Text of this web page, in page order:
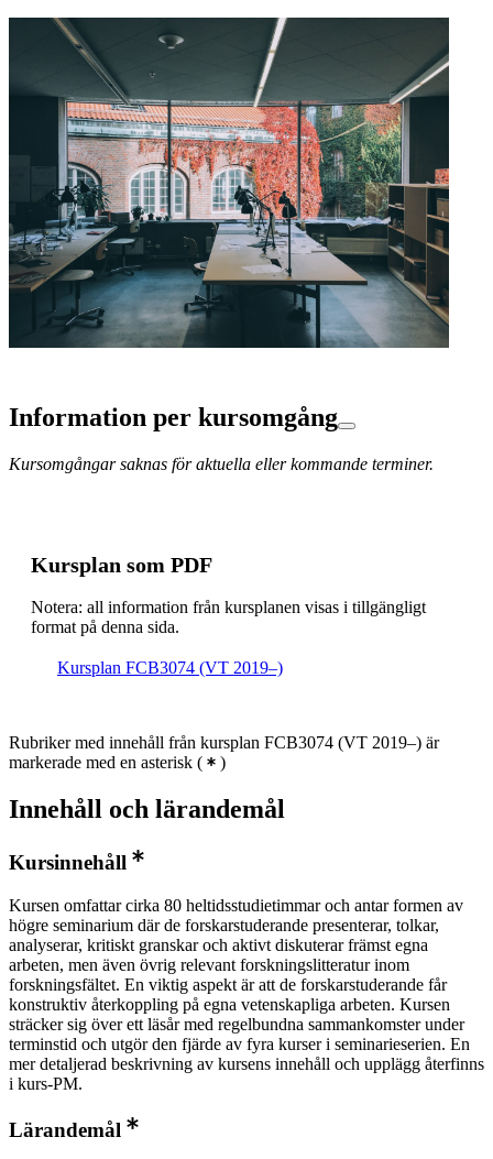
Information per kursomgång
Kursomgångar saknas för aktuella eller kommande terminer.
Kursplan som PDF
Notera: all information från kursplanen visas i tillgängligt
format på denna sida.
Kursplan FCB3074 (VT 2019–)
Rubriker med innehåll från kursplan FCB3074 (VT 2019–) är
markerade med en asterisk ( )
Innehåll och lärandemål
Kursinnehåll
Kursen omfattar cirka 80 heltidsstudietimmar och antar formen av
högre seminarium där de forskarstuderande presenterar, tolkar,
analyserar, kritiskt granskar och aktivt diskuterar främst egna
arbeten, men även övrig relevant forskningslitteratur inom
forskningsfältet. En viktig aspekt är att de forskarstuderande får
konstruktiv återkoppling på egna vetenskapliga arbeten. Kursen
sträcker sig över ett läsår med regelbundna sammankomster under
terminstid och utgör den fjärde av fyra kurser i seminarieserien. En
mer detaljerad beskrivning av kursens innehåll och upplägg återfinns
i kurs-PM.
Lärandemål